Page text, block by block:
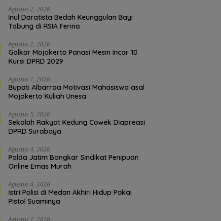
Agustus 2, 2026
Inul Daratista Bedah Keunggulan Bayi
Tabung di RSIA Ferina
Agustus 2, 2026
Golkar Mojokerto Panasi Mesin Incar 10
Kursi DPRD 2029
Agustus 1, 2026
Bupati Albarraa Motivasi Mahasiswa asal
Mojokerto Kuliah Unesa
Agustus 5, 2026
Sekolah Rakyat Kedung Cowek Diapreasi
DPRD Surabaya
Agustus 4, 2026
Polda Jatim Bongkar Sindikat Penipuan
Online Emas Murah
Agustus 4, 2026
Istri Polisi di Medan Akhiri Hidup Pakai
Pistol Suaminya